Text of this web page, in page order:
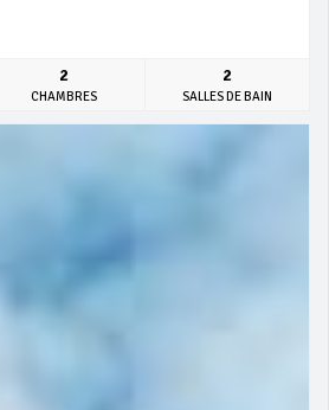
2
CHAMBRES
2
SALLES DE BAIN